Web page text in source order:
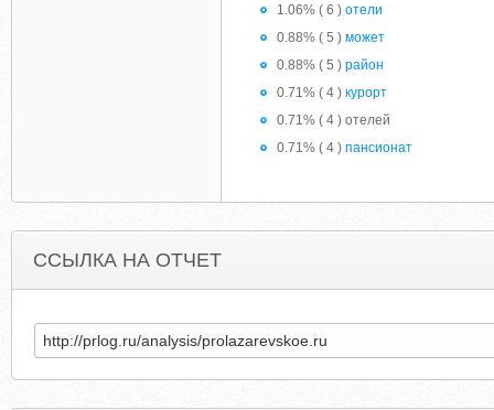
1.06% ( 6 ) отели
0.88% ( 5 ) может
0.88% ( 5 ) район
0.71% ( 4 ) курорт
0.71% ( 4 ) отелей
0.71% ( 4 ) пансионат
ССЫЛКА НА ОТЧЕТ